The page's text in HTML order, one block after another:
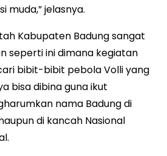
muda,” jelasnya.
Kabupaten Badung sangat
seperti ini dimana kegiatan
bibit-bibit pebola Volli yang
bisa dibina guna ikut
nama Badung di
di kancah Nasional